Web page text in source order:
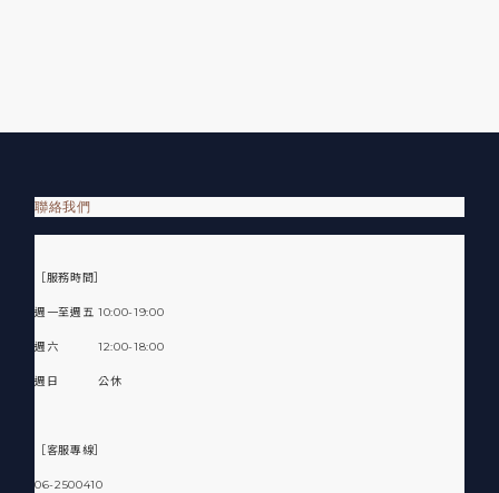
聯絡我們
［服務時間］
週一至週五 10:00-19:00
週六 12:00-18:00
週日 公休
［客服專線］
06-2500410